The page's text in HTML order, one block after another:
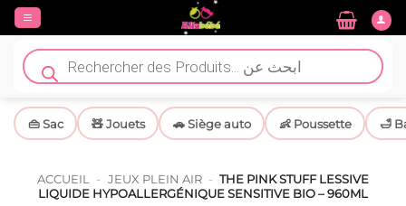
Passer
contenu
Recherche
de
produits
👜 Sac 🧸 Jouets 🚗 Siège auto 👶 Poussette 🛁
ACCUEIL - JEUX PLEIN AIR - THE PINK STUFF LESSIVE
LIQUIDE HYPOALLERGÉNIQUE SENSITIVE BIO – 960ML